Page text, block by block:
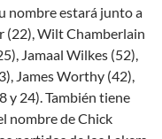
nombre estará junto a
(22), Wilt Chamberlain
Jamaal Wilkes (52),
James Worthy (42),
y 24). También tiene
nombre de Chick